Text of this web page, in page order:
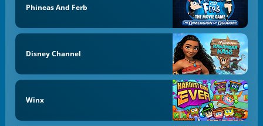
Phineas And Ferb
Disney Channel
Winx